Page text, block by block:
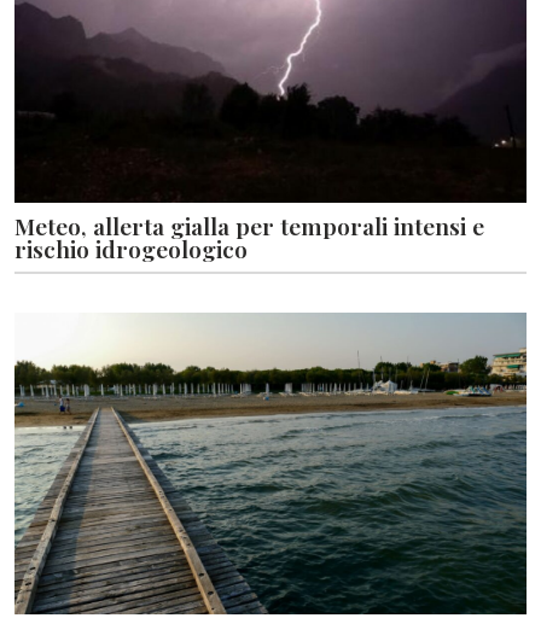
Meteo, allerta gialla per temporali intensi e
rischio idrogeologico